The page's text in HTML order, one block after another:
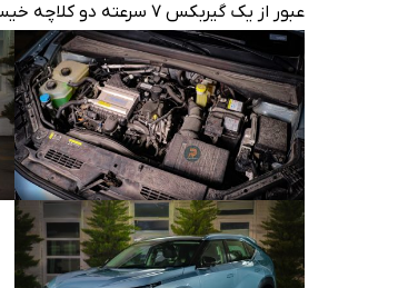
عبور از یک گیربکس ۷ سرعته دو کلاچه خیس یا روغنی به محور جلو می‌رسد.